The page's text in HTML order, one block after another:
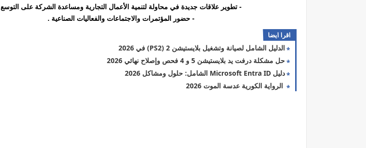
- تطوير علاقات جديدة في محاولة لتنمية الأعمال التجارية ومساعدة الشركة على التوسع
- حضور المؤتمرات والاجتماعات والفعاليات الصناعية .
اقرا ايضا
الدليل الشامل لصيانة وتشغيل بلايستيشن 2 (PS2) في 2026
حل مشكلة درفت يد بلايستيشن 5 و 4 فحص وإصلاح نهائي 2026
دليل Microsoft Entra ID الشامل: حلول ومشاكل 2026
الرواية الكورية عدسة الموت 2026